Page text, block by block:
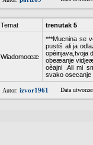
Temat trenutak 5
Wiadomoœæ
***Mucnina se
pustiš ali ja
opèinjava,tvoja
obeæanje
oèajni .Ali mi
svako osecanje
Autor: izvor1961 Data